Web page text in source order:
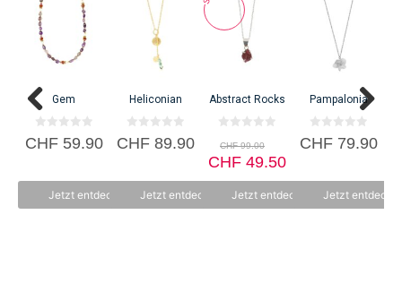
Gem
0
v
5
CHF59.90
Jetzt entdecken
Heliconian
0
v
5
CHF89.90
Jetzt entdecken
Abstract Rocks
v
o
n
5
CHF99.00
Ursprünglicher
Preis
CHF 99.00
CHF49.50Aktueller
Preis
ist:
CHF 49.50.
Jetzt entdecken
Pampalonia
0
v
5
CHF79.90
Jetzt